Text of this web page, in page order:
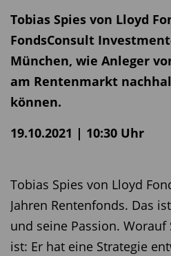
Tobias Spies von Lloyd
FondsConsult
München, wie Anleger
am Rentenmarkt
können.
19.10.2021 | 10:30 Uhr
Tobias Spies von Lloyd
Jahren Rentenfonds. Das
und seine Passion.
ist: Er hat eine Strategie